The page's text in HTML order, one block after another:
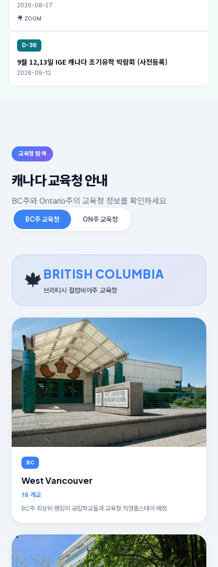
2026-08-27
🎥 ZOOM
D-36
9월 12,13일 IGE 캐나다 조기유학 박람회 (사전등록)
2026-09-12
교육청 탐색
캐나다 교육청 안내
BC주와 Ontario주의 교육청 정보를 확인하세요
BC주 교육청 ON주 교육청
🍁 BRITISH COLUMBIA
브리티시 컬럼비아주 교육청
BC
West Vancouver
18 개교
BC주 최상위 랭킹의 공립학교들과 교육청 직영홈스테이 배정